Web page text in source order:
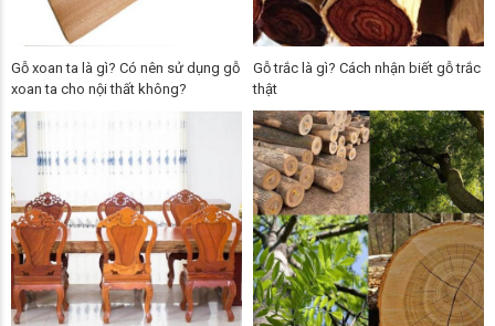
Gỗ xoan ta là gì? Có nên sử dụng gỗ
xoan ta cho nội thất không?
Gỗ trắc là gì? Cách nhận biết gỗ trắc
thật